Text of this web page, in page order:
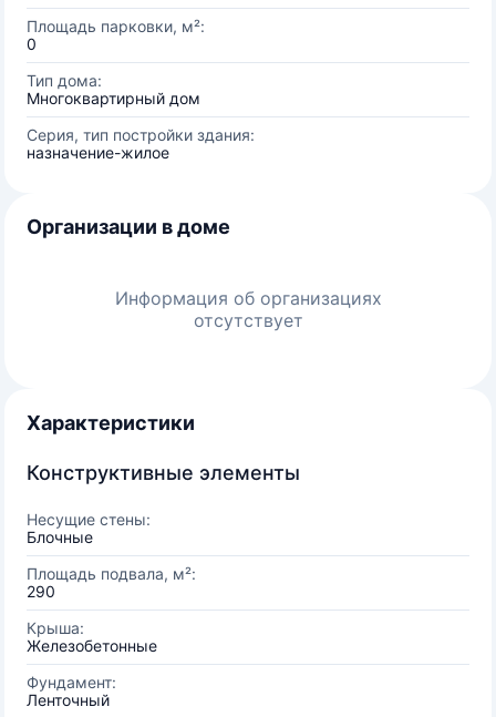
Площадь парковки, м²:
0
Тип дома:
Многоквартирный дом
Серия, тип постройки здания:
назначение-жилое
Организации в доме
Информация об организациях
отсутствует
Характеристики
Конструктивные элементы
Несущие стены:
Блочные
Площадь подвала, м²:
290
Крыша:
Железобетонные
Фундамент:
Ленточный